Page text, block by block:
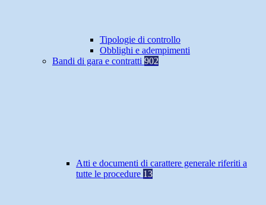
Tipologie di controllo
Obblighi e adempimenti
Bandi di gara e contratti 902
Atti e documenti di carattere generale riferiti a
tutte le procedure 13